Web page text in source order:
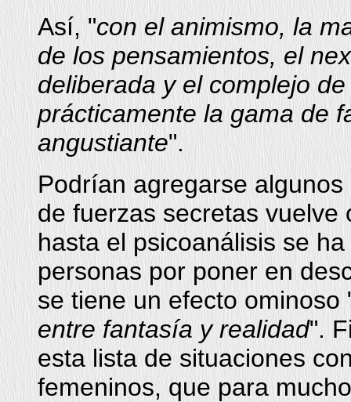
Así, "con el animismo, la
de los pensamientos, el
deliberada y el complejo
prácticamente la gama de
angustiante".
Podrían agregarse
de fuerzas secretas
hasta el psicoanálisis se
personas por poner en
se tiene un efecto ominoso
entre fantasía y realidad".
esta lista de situaciones
femeninos, que para